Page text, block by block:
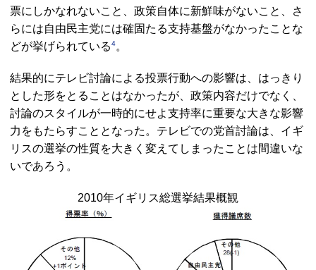
票にしかなれないこと、政策自体に新鮮味がないこと、さ
らには自由民主党には確固たる支持基盤がなかったことな
どが挙げられている4。
結果的にテレビ討論による投票行動への影響は、はっきり
とした形をとることはなかったが、政策内容だけでなく、
討論のスタイルが一時的にせよ支持率に重要な大きな影響
力をもたらすこととなった。テレビでの党首討論は、イギ
リスの選挙の性質を大きく変えてしまったことは間違いな
いであろう。
2010年イギリス総選挙結果概観